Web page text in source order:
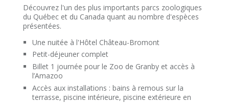
Découvrez l'un des plus importants parcs zoologiques
du Québec et du Canada quant au nombre d'espèces
présentées.
Une nuitée à l'Hôtel Château-Bromont
Petit-déjeuner complet
Billet 1 journée pour le Zoo de Granby et accès à
l’Amazoo
Accès aux installations : bains à remous sur la
terrasse, piscine intérieure, piscine extérieure en